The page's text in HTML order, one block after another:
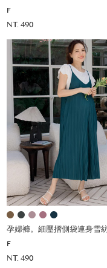
F
NT. 490
F
NT. 490